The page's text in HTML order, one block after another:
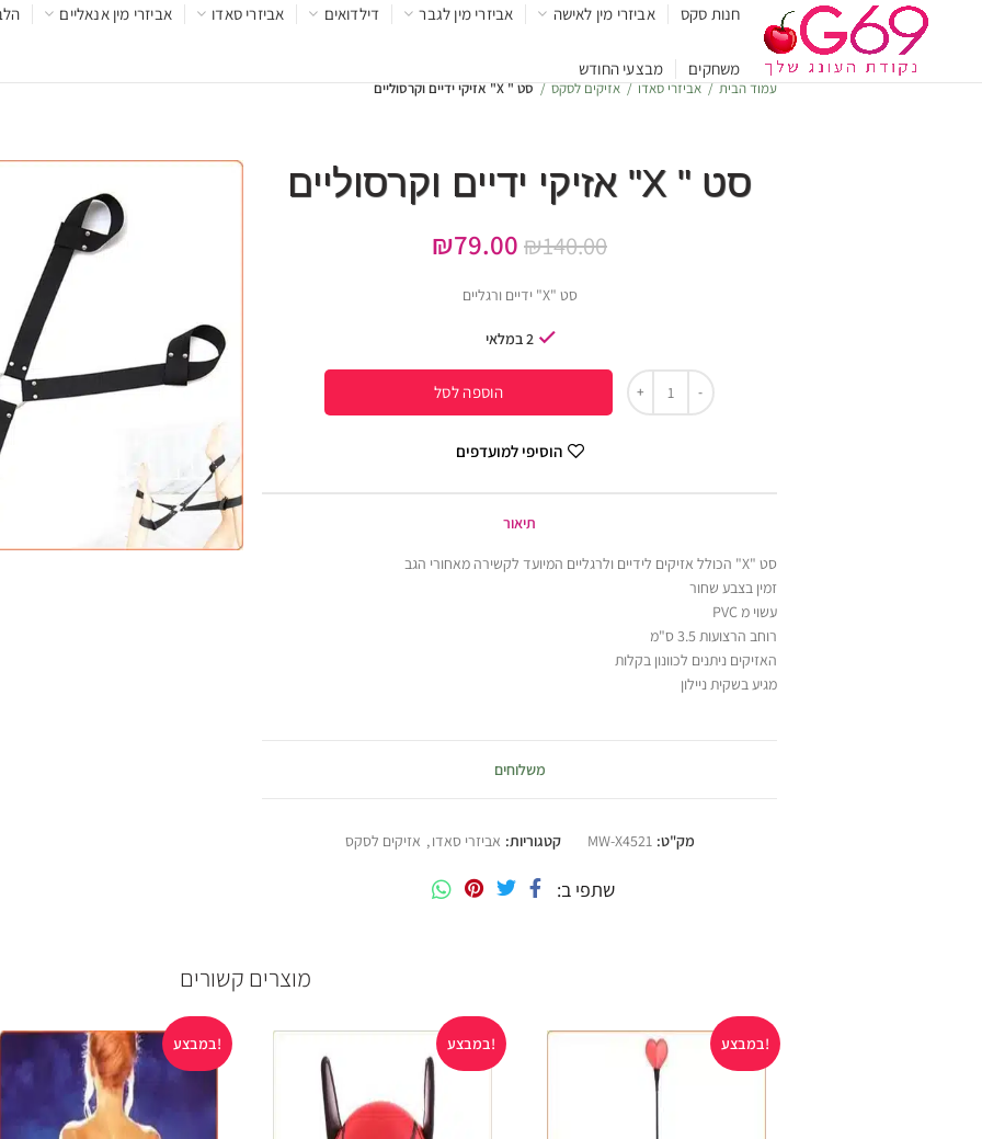
חנות סקס אביזרי מין לאישה אביזרי מין לגבר דילדואים אביזרי סאדו אביזרי מין אנאליים
משחקים מבצעי החודש
עמוד הבית אביזרי סאדו אזיקים לסקס סט " X" אזיקי ידיים וקרסוליים
סט " X" אזיקי ידיים וקרסוליים
₪140.00
₪79.00
סט "X" ידיים ורגליים
2 במלאי
הוספה לסל
הוסיפי למועדפים
תיאור
סט "X" הכולל אזיקים לידיים ולרגליים המיועד לקשירה מאחורי הגב
זמין בצבע שחור
עשוי מ PVC
רוחב הרצועות 3.5 ס"מ
האזיקים ניתנים לכוונון בקלות
מגיע בשקית ניילון
משלוחים
מק"ט: MW-X4521 קטגוריות: אביזרי סאדו, אזיקים לסקס
שתפי ב
מוצרים קשורים
במבצע! במבצע! במבצע!